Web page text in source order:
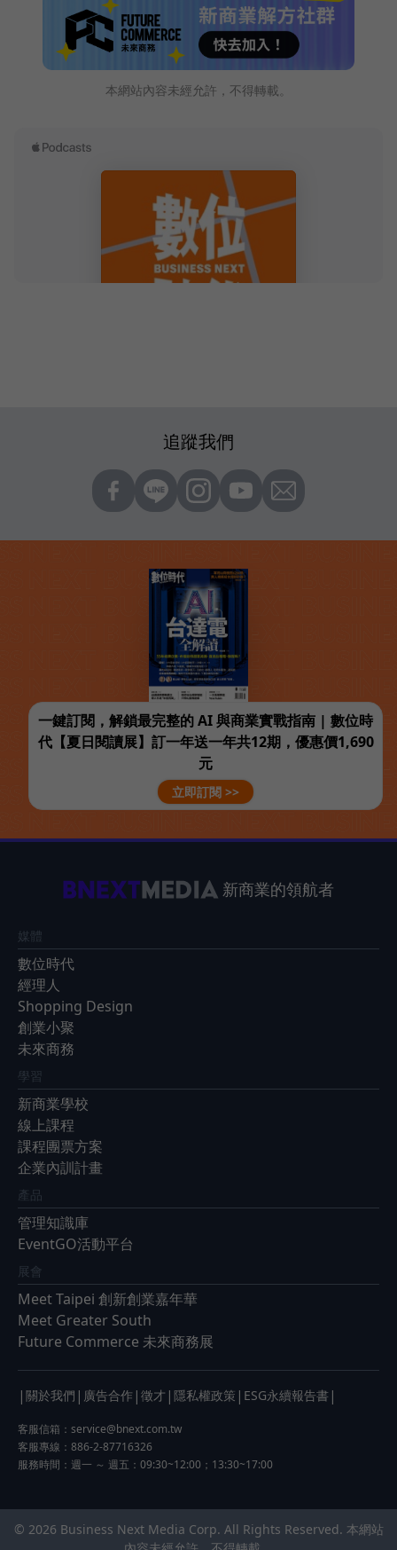
本網站內容未經允許，不得轉載。
追蹤我們
一鍵訂閱，解鎖最完整的 AI 與商業實戰指南 | 數位時
代【夏日閱讀展】訂一年送一年共12期，優惠價1,690
元
立即訂閱 >>
新商業的領航者
媒體
數位時代
經理人
Shopping Design
創業小聚
未來商務
學習
新商業學校
線上課程
課程團票方案
企業內訓計畫
產品
管理知識庫
EventGO活動平台
展會
Meet Taipei 創新創業嘉年華
Meet Greater South
Future Commerce 未來商務展
| 關於我們 | 廣告合作 | 徵才 | 隱私權政策 | ESG永續報告書 |
客服信箱： service@bnext.com.tw
客服專線：886-2-87716326
服務時間：週一 ～ 週五：09:30~12:00；13:30~17:00
© 2026 Business Next Media Corp. All Rights Reserved. 本網站